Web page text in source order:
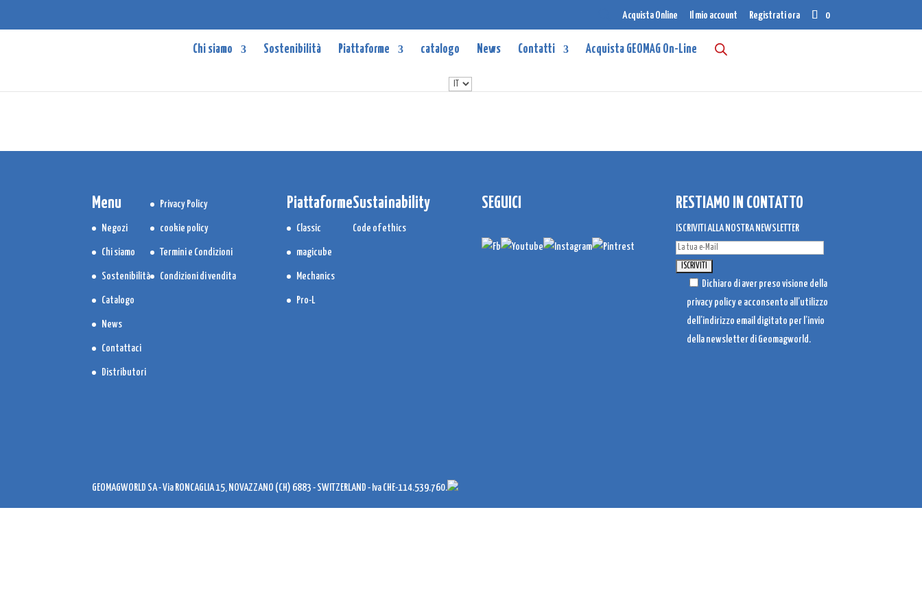
Acquista Online Il mio account Registrati ora 0
Chi siamo Sostenibilità Piattaforme catalogo News Contatti Acquista GEOMAG On-Line
Menu
Negozi
Chi siamo
Sostenibilità
Catalogo
News
Contattaci
Distributori
Privacy Policy
cookie policy
Termini e Condizioni
Condizioni di vendita
Piattaforme
Classic
magicube
Mechanics
Pro-L
Sustainability
Code of ethics
SEGUICI RESTIAMO IN CONTATTO
ISCRIVITI ALLA NOSTRA NEWSLETTER
Dichiaro di aver preso visione della
privacy policy e acconsento all’utilizzo
dell’indirizzo email digitato per l’invio
della newsletter di Geomagworld.
GEOMAGWORLD SA - Via RONCAGLIA 15, NOVAZZANO (CH) 6883 - SWITZERLAND - Iva CHE-114.539.760.